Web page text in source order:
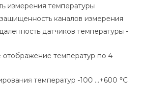
измерения температуры
каналов измерения
датчиков температуры -
температур по 4
температур -100 ...+600 °С